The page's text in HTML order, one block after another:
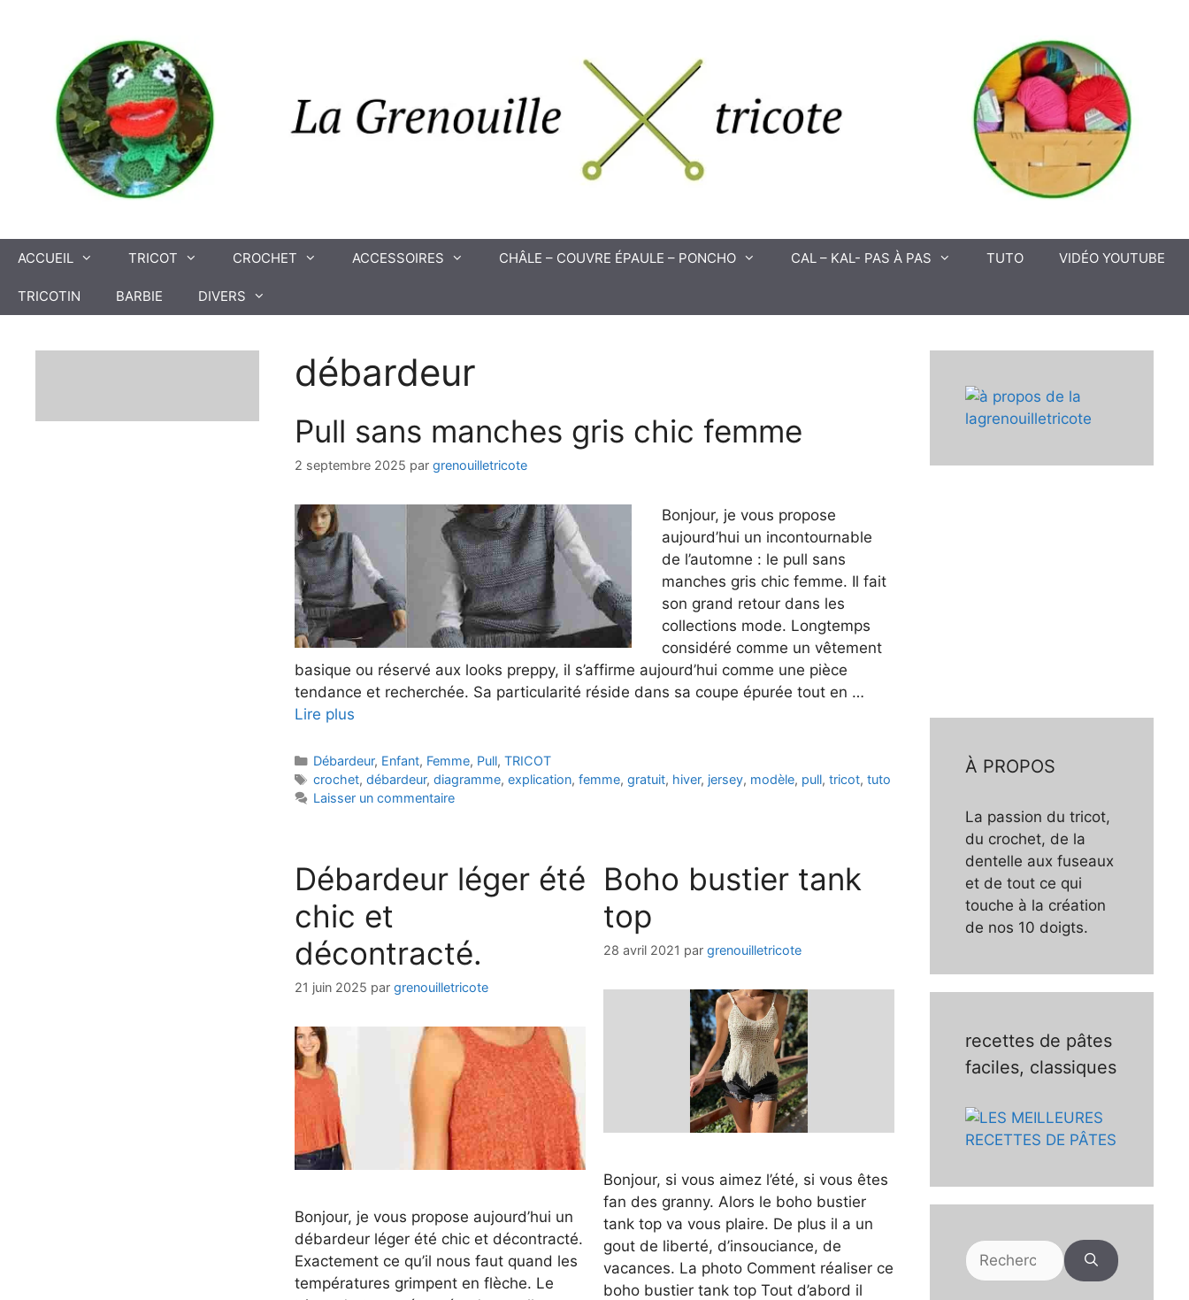
ACCUEIL TRICOT CROCHET ACCESSOIRES CHÂLE – COUVRE ÉPAULE – PONCHO CAL – KAL- PAS À PAS TUTO VIDÉO YOUTUBE
TRICOTIN BARBIE DIVERS
débardeur
Pull sans manches gris chic femme
2 septembre 2025 par grenouilletricote
Bonjour, je vous propose
aujourd’hui un incontournable
de l’automne : le pull sans
manches gris chic femme. Il fait
son grand retour dans les
collections mode. Longtemps
considéré comme un vêtement
basique ou réservé aux looks preppy, il s’affirme aujourd’hui comme une pièce
tendance et recherchée. Sa particularité réside dans sa coupe épurée tout en …
Lire plus
Catégories
Débardeur, Enfant, Femme, Pull,TRICOT
Étiquettes
crochet,débardeur,diagramme,explication,femme,gratuit, hiver, jersey, modèle, pull,tricot,tuto
Laisser un commentaire
Débardeur léger été
chic et
décontracté.
21 juin 2025 par grenouilletricote
Bonjour, je vous propose aujourd’hui un
débardeur léger été chic et décontracté.
Exactement ce qu’il nous faut quand les
températures grimpent en flèche. Le
Boho bustier tank
top
28 avril 2021 par grenouilletricote
Bonjour, si vous aimez l’été, si vous êtes
fan des granny. Alors le boho bustier
tank top va vous plaire. De plus il a un
gout de liberté, d’insouciance, de
vacances. La photo Comment réaliser ce
boho bustier tank top Tout d’abord il
À PROPOS
La passion du tricot,
du crochet, de la
dentelle aux fuseaux
et de tout ce qui
touche à la création
de nos 10 doigts.
recettes de pâtes
faciles, classiques
Rechercher :